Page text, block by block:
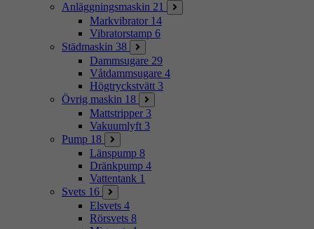
Anläggningsmaskin 21
Markvibrator 14
Vibratorstamp 6
Städmaskin 38
Dammsugare 29
Våtdammsugare 4
Högtryckstvätt 3
Övrig maskin 18
Mattstripper 3
Vakuumlyft 3
Pump 18
Länspump 8
Dränkpump 4
Vattentank 1
Svets 16
Elsvets 4
Rörsvets 8